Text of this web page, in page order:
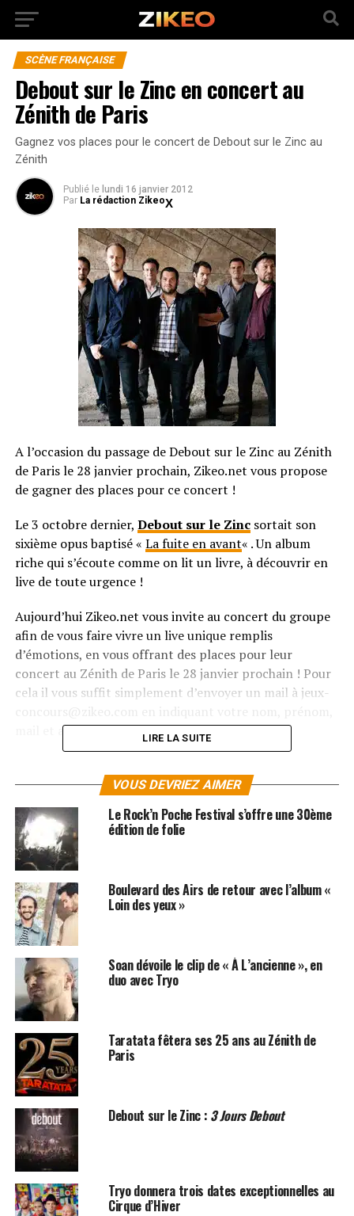
SCÈNE FRANÇAISE
Debout sur le Zinc en concert au
Zénith de Paris
Gagnez vos places pour le concert de Debout sur le Zinc au
Zénith
Publié le lundi 16 janvier 2012
Par La rédaction Zikeo
A l’occasion du passage de Debout sur le Zinc au Zénith
de Paris le 28 janvier prochain, Zikeo.net vous propose
de gagner des places pour ce concert !
Le 3 octobre dernier, Debout sur le Zincsortait son
sixième opus baptisé « La fuite en avant« . Un album
riche qui s’écoute comme on lit un livre, à découvrir en
live de toute urgence !
Aujourd’hui Zikeo.net vous invite au concert du groupe
afin de vous faire vivre un live unique remplis
d’émotions, en vous offrant des places pour leur
concert au Zénith de Paris le 28 janvier prochain ! Pour
cela il vous suffit simplement d’envoyer un mail à jeux-
mail et adresse postale.
concours. Leurs noms figurerons le 20 janvier 2012 dès
15 h dans le post « Gagnants Debout sur le Zinc » de la
rubrique « Rumeurs et bruits de couloirs » de notre
Forum ! Les gagnants seront également avertis par
mail.
Parce qu’il est plus agréable de vivre un concert avec sa
moitié ou un ami, Zikeo.net offrira 2 places à chaque
gagnant !
Pour ceux qui n’auront pas la chance de remporter
notre jeux-concours, vous pouvez toujours réserver vos
places dans notre rubrique « Concerts »
LIRE LA SUITE
VOUS DEVRIEZ AIMER
Le Rock’n Poche Festival s’offre une 30ème
édition de folie
Boulevard des Airs de retour avec l’album «
Loin des yeux »
Soan dévoile le clip de « À L’ancienne », en
duo avec Tryo
Taratata fêtera ses 25 ans au Zénith de
Paris
Debout sur le Zinc : 3 Jours Debout
Tryo donnera trois dates exceptionnelles au
Cirque d’Hiver